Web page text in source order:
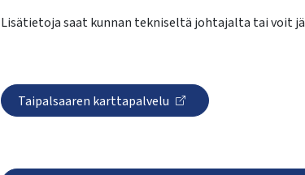
Lisätietoja saat kunnan tekniseltä johtajalta tai voit
Taipalsaaren karttapalvelu